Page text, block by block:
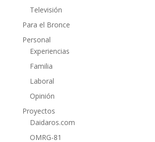
Televisión
Para el Bronce
Personal
Experiencias
Familia
Laboral
Opinión
Proyectos
Daidaros.com
OMRG-81